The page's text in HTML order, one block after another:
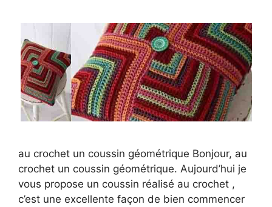
au crochet un coussin géométrique Bonjour, au
crochet un coussin géométrique. Aujourd’hui je
vous propose un coussin réalisé au crochet ,
c’est une excellente façon de bien commencer